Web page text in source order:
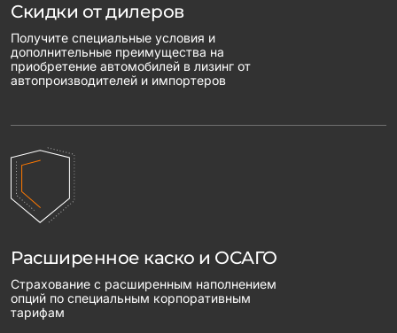
Скидки от дилеров
Получите специальные условия и
дополнительные преимущества на
приобретение автомобилей в лизинг от
автопроизводителей и импортеров
Расширенное каско и ОСАГО
Страхование с расширенным наполнением
опций по специальным корпоративным
тарифам